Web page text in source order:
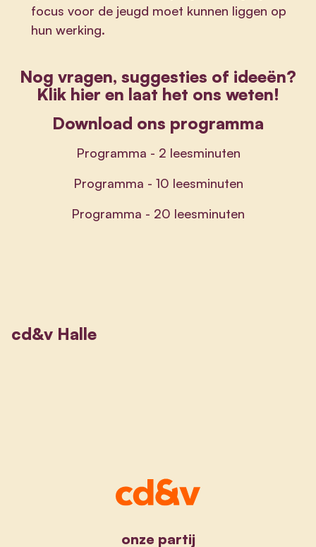
focus voor de jeugd moet kunnen liggen op
hun werking.
Nog vragen, suggesties of ideeën?
Klik hier en laat het ons weten!
Download ons programma
Programma - 2 leesminuten
Programma - 10 leesminuten
Programma - 20 leesminuten
cd&v Halle
onze partij